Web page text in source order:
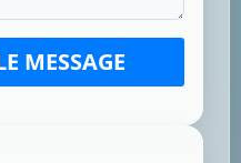
MESSAGE